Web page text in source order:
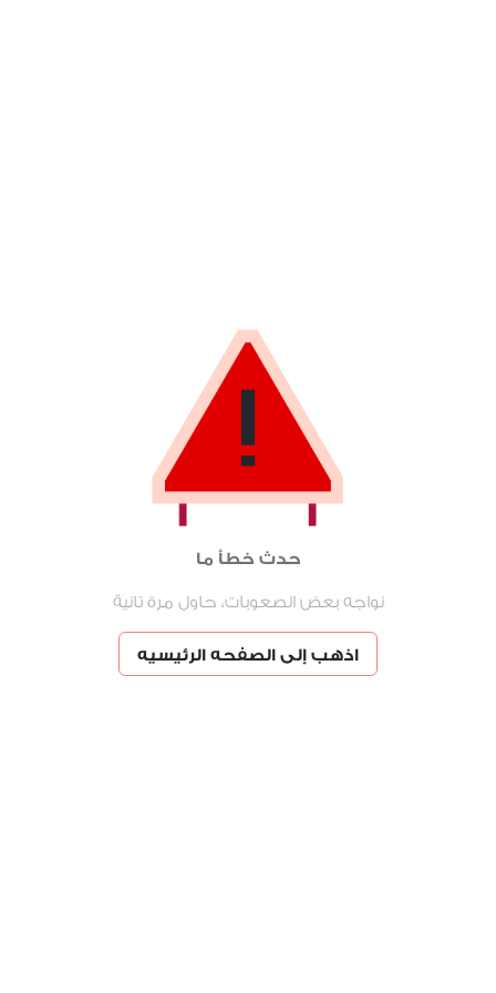
حدث خطأ ما
نواجه بعض الصعوبات، حاول مرة تانية
اذهب إلى الصفحه الرئيسيه